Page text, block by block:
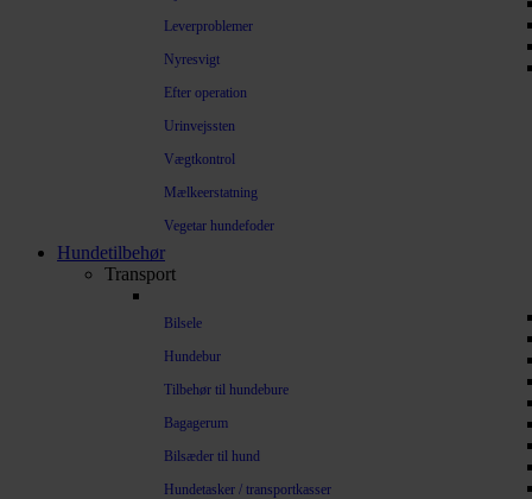
Leverproblemer
Nyresvigt
Efter operation
Urinvejssten
Vægtkontrol
Mælkeerstatning
Vegetar hundefoder
Hundetilbehør
Transport
Bilsele
Hundebur
Tilbehør til hundebure
Bagagerum
Bilsæder til hund
Hundetasker / transportkasser